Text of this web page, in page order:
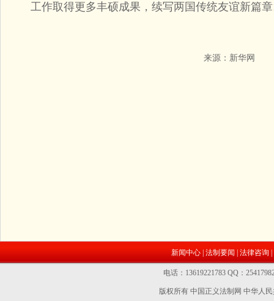
工作取得更多丰硕成果，续写两国传统友谊新篇
来源： 新华网
新闻中心 法制要闻 法律咨询
电话：13619221783 QQ：
版权所有 中国正义法制网中华人